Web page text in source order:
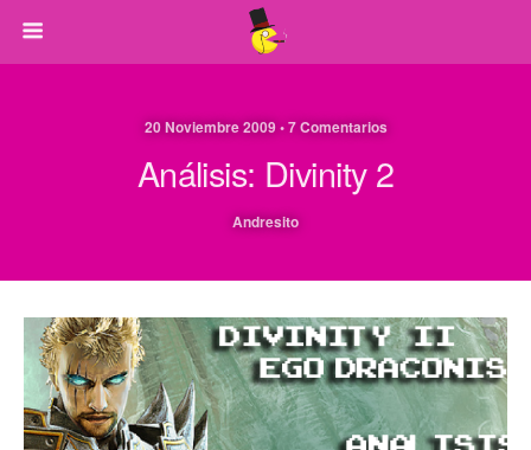
20 Noviembre 2009 • 7 Comentarios
Análisis: Divinity 2
Andresito